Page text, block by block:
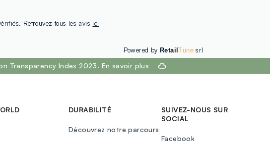
Retrouvez tous les avis ici
Powered by RetailTunesrl
Transparency Index 2023. En savoir plus
DURABILITÉ
Découvrez notre parcours
SUIVEZ-NOUS SUR
SOCIAL
Facebook